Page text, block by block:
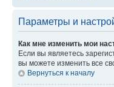
Параметры и
Как мне изменить мои
Если вы являетесь
вы можете изменить все
Вернуться к началу